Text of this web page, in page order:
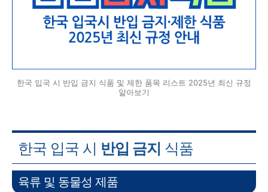
한국 입국 시 반입 금지 식품 및 제한 품목 리스트 2025년 최신 규정
알아보기
한국 입국 시 반입 금지 식품
육류 및 동물성 제품